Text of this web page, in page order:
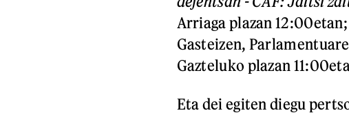
Arriaga plazan
Gasteizen,
Gazteluko plazan
Eta dei egiten diegu